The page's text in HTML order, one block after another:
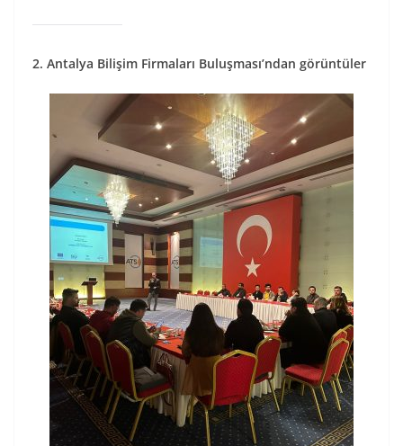
2. Antalya Bilişim Firmaları Buluşması’ndan görüntüler